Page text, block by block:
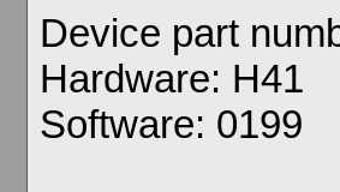
Device part
Hardware: H41
Software: 0199